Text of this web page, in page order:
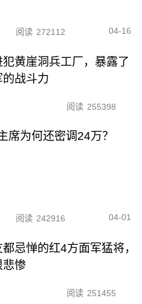
阅读 272112 04-16
犯黄崖洞兵工厂，暴露了
的战斗力
阅读 255398
席为何还密调24万？
阅读 242916 04-01
忌惮的红4方面军猛将，
悲惨
阅读 251455